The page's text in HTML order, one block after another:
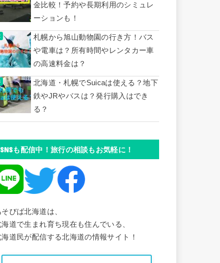
金比較！予約や長期利用のシミュレ
ーションも！
札幌から旭山動物園の行き方！バス
や電車は？所有時間やレンタカー車
の高速料金は？
北海道・札幌でSuicaは使える？地下
鉄やJRやバスは？発行購入はでき
る？
SNSも配信中！旅行の相談もお気軽に！
びば北海道は、
海道で生まれ育ち現在も住んでいる、
海道民が配信する北海道の情報サイト！